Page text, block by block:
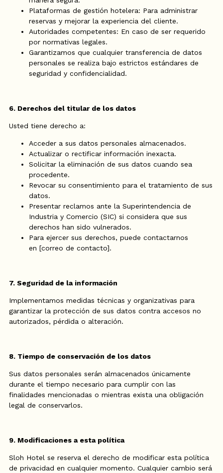
Plataformas de gestión hotelera: Para administrar
reservas y mejorar la experiencia del cliente.
Autoridades competentes: En caso de ser requerido
por normativas legales.
Garantizamos que cualquier transferencia de datos
personales se realiza bajo estrictos estándares de
seguridad y confidencialidad.
6. Derechos del titular de los datos
Usted tiene derecho a:
Acceder a sus datos personales almacenados.
Actualizar o rectificar información inexacta.
Solicitar la eliminación de sus datos cuando sea
procedente.
Revocar su consentimiento para el tratamiento de sus
datos.
Presentar reclamos ante la Superintendencia de
Industria y Comercio (SIC) si considera que sus
derechos han sido vulnerados.
Para ejercer sus derechos, puede contactarnos
en [correo de contacto].
7. Seguridad de la información
Implementamos medidas técnicas y organizativas para
garantizar la protección de sus datos contra accesos no
autorizados, pérdida o alteración.
8. Tiempo de conservación de los datos
Sus datos personales serán almacenados únicamente
durante el tiempo necesario para cumplir con las
finalidades mencionadas o mientras exista una obligación
legal de conservarlos.
9. Modificaciones a esta política
Sloh Hotel se reserva el derecho de modificar esta política
de privacidad en cualquier momento. Cualquier cambio será